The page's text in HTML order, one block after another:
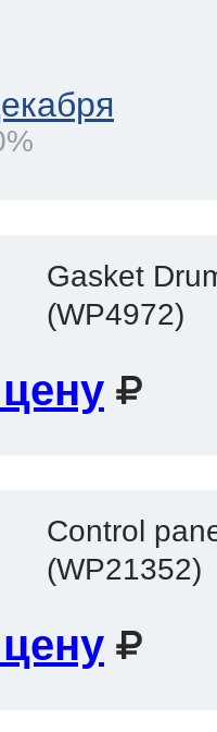
Gasket
(WP4972)
Control
(WP21352)